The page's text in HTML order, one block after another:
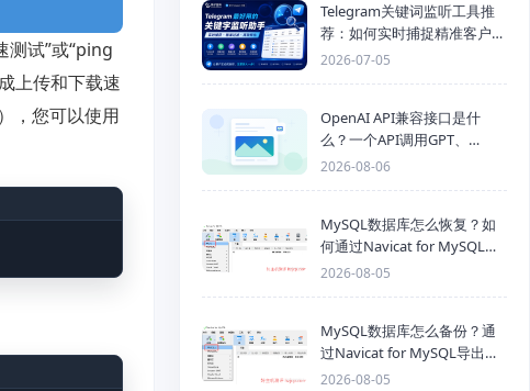
测试”或“ping
上传和下载速
，您可以使用
Telegram关键词监听工具推
荐：如何实时捕捉精准客户，
提高获客效率？
2026-07-05
OpenAI API兼容接口是什
么？一个API调用GPT、
Claude、Gemini、DeepSeek
2026-08-06
MySQL数据库怎么恢复？如
何通过Navicat for MySQL导
入SQL备份文件
2026-08-05
MySQL数据库怎么备份？通
过Navicat for MySQL导出
Mysql数据库为SQL格式备份
2026-08-05